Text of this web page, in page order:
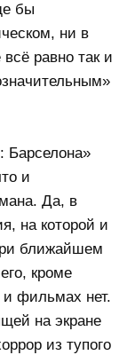
бы
ни в
равно так и
и
Да, в
на которой и
ближайшем
кроме
фильмах нет.
на экране
из тупого